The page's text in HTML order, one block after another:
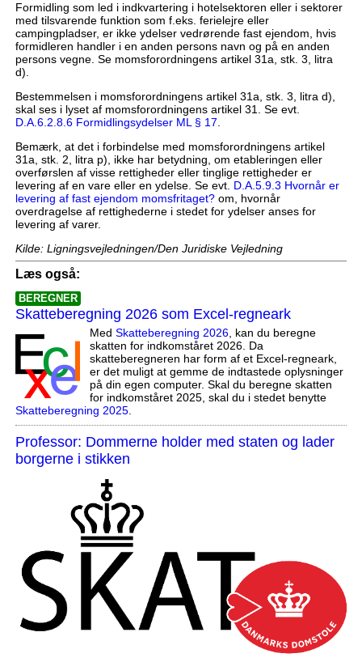
Formidling som led i indkvartering i hotelsektoren eller i sektorer
med tilsvarende funktion som f.eks. ferielejre eller
campingpladser, er ikke ydelser vedrørende fast ejendom, hvis
formidleren handler i en anden persons navn og på en anden
persons vegne. Se momsforordningens artikel 31a, stk. 3, litra
d).
Bestemmelsen i momsforordningens artikel 31a, stk. 3, litra d),
skal ses i lyset af momsforordningens artikel 31. Se evt.
D.A.6.2.8.6 Formidlingsydelser ML § 17
Bemærk, at det i forbindelse med momsforordningens artikel
31a, stk. 2, litra p), ikke har betydning, om etableringen eller
overførslen af visse rettigheder eller tinglige rettigheder er
levering af en vare eller en ydelse. Se evt. D.A.5.9.3 Hvornår er
levering af fast ejendom momsfritaget?om, hvornår
overdragelse af rettighederne i stedet for ydelser anses for
levering af varer.
Kilde: Ligningsvejledningen/Den Juridiske Vejledning
Læs også:
BEREGNER
Skatteberegning 2026 som Excel-regneark
Med Skatteberegning 2026, kan du beregne
skatten for indkomståret 2026. Da
skatteberegneren har form af et Excel-regneark,
er det muligt at gemme de indtastede oplysninger
på din egen computer. Skal du beregne skatten
for indkomståret 2025, skal du i stedet benytte
Skatteberegning 2025.
Professor: Dommerne holder med staten og lader
borgerne i stikken